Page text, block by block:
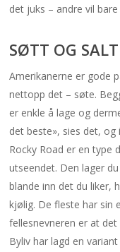
det juks – andre vil bare
SØTT OG SALT
Amerikanerne er gode
nettopp det – søte.
er enkle å lage og
det beste», sies det,
Rocky Road er en type
utseendet. Den lager
blande inn det du liker,
kjølig. De fleste har sin
fellesnevneren er at
Byliv har lagd en